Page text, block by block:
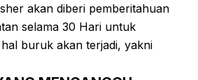
akan diberi pemberitahuan
selama 30 Hari untuk
buruk akan terjadi, yakni